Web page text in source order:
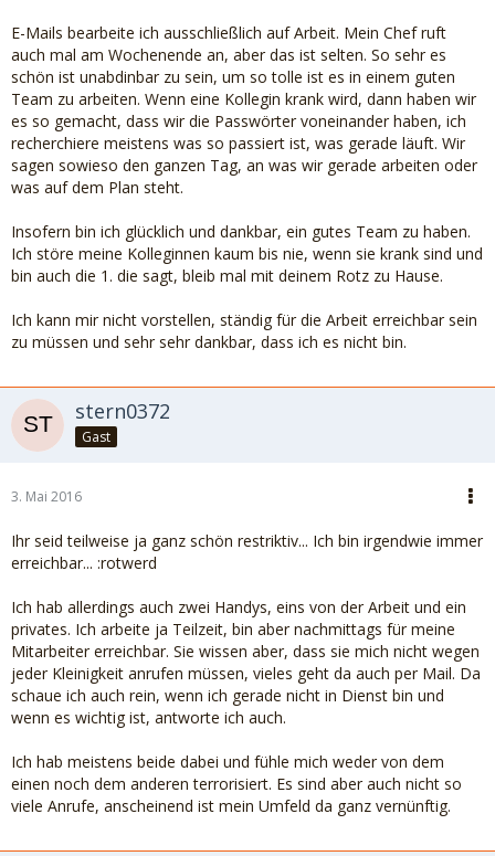
E-Mails bearbeite ich ausschließlich auf Arbeit. Mein Chef ruft
auch mal am Wochenende an, aber das ist selten. So sehr es
schön ist unabdinbar zu sein, um so tolle ist es in einem guten
Team zu arbeiten. Wenn eine Kollegin krank wird, dann haben wir
es so gemacht, dass wir die Passwörter voneinander haben, ich
recherchiere meistens was so passiert ist, was gerade läuft. Wir
sagen sowieso den ganzen Tag, an was wir gerade arbeiten oder
was auf dem Plan steht.
Insofern bin ich glücklich und dankbar, ein gutes Team zu haben.
Ich störe meine Kolleginnen kaum bis nie, wenn sie krank sind und
bin auch die 1. die sagt, bleib mal mit deinem Rotz zu Hause.
Ich kann mir nicht vorstellen, ständig für die Arbeit erreichbar sein
zu müssen und sehr sehr dankbar, dass ich es nicht bin.
stern0372
Gast
3. Mai 2016
Ihr seid teilweise ja ganz schön restriktiv... Ich bin irgendwie immer
erreichbar... :rotwerd
Ich hab allerdings auch zwei Handys, eins von der Arbeit und ein
privates. Ich arbeite ja Teilzeit, bin aber nachmittags für meine
Mitarbeiter erreichbar. Sie wissen aber, dass sie mich nicht wegen
jeder Kleinigkeit anrufen müssen, vieles geht da auch per Mail. Da
schaue ich auch rein, wenn ich gerade nicht in Dienst bin und
wenn es wichtig ist, antworte ich auch.
Ich hab meistens beide dabei und fühle mich weder von dem
einen noch dem anderen terrorisiert. Es sind aber auch nicht so
viele Anrufe, anscheinend ist mein Umfeld da ganz vernünftig.